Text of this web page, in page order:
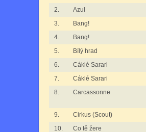
2.
Azul
3.
Bang!
4.
Bang!
5.
Bílý hrad
6.
Cáklé Sarari
7.
Cáklé Sarari
8.
Carcassonne
9. Cirkus (Scout)
10.
Co tě žere